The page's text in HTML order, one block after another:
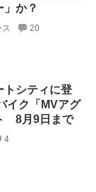
」か？
20
トシティに登
イク「MVアグ
8月9日まで
4